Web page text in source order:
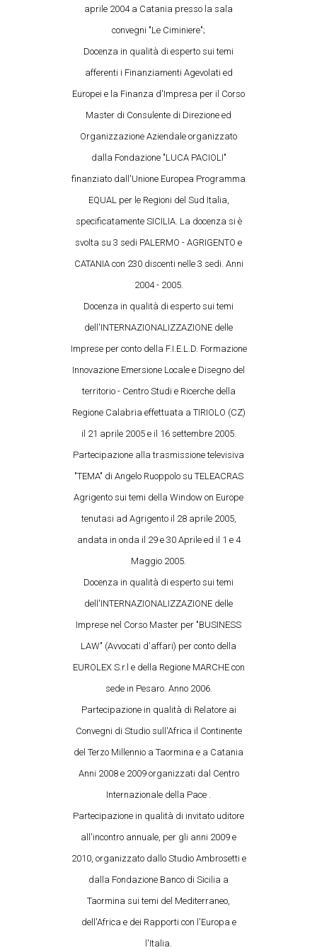
aprile 2004 a Catania presso la sala
convegni "Le Ciminiere";
Docenza in qualità di esperto sui temi
afferenti i Finanziamenti Agevolati ed
Europei e la Finanza d'Impresa per il Corso
Master di Consulente di Direzione ed
Organizzazione Aziendale organizzato
dalla Fondazione "LUCA PACIOLI"
finanziato dall'Unione Europea Programma
EQUAL per le Regioni del Sud Italia,
specificatamente SICILIA. La docenza si è
svolta su 3 sedi PALERMO - AGRIGENTO e
CATANIA con 230 discenti nelle 3 sedi. Anni
2004 - 2005.
Docenza in qualità di esperto sui temi
dell'INTERNAZIONALIZZAZIONE delle
Imprese per conto della F.I.E.L.D. Formazione
Innovazione Emersione Locale e Disegno del
territorio - Centro Studi e Ricerche della
Regione Calabria effettuata a TIRIOLO (CZ)
il 21 aprile 2005 e il 16 settembre 2005.
Partecipazione alla trasmissione televisiva
"TEMA" di Angelo Ruoppolo su TELEACRAS
Agrigento sui temi della Window on Europe
tenutasi ad Agrigento il 28 aprile 2005,
andata in onda il 29 e 30 Aprile ed il 1 e 4
Maggio 2005.
Docenza in qualità di esperto sui temi
dell'INTERNAZIONALIZZAZIONE delle
Imprese nel Corso Master per "BUSINESS
LAW" (Avvocati d'affari) per conto della
EUROLEX S.r.l e della Regione MARCHE con
sede in Pesaro. Anno 2006.
Partecipazione in qualità di Relatore ai
Convegni di Studio sull'Africa il Continente
del Terzo Millennio a Taormina e a Catania
Anni 2008 e 2009 organizzati dal Centro
Internazionale della Pace .
Partecipazione in qualità di invitato uditore
all'incontro annuale, per gli anni 2009 e
2010, organizzato dallo Studio Ambrosetti e
dalla Fondazione Banco di Sicilia a
Taormina sui temi del Mediterraneo,
dell'Africa e dei Rapporti con l'Europa e
l'Italia.